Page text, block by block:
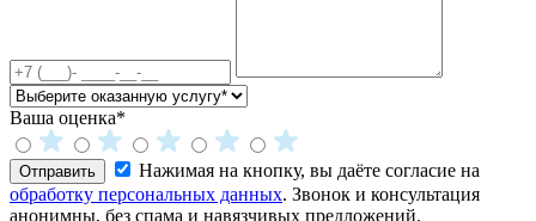
Ваша оценка*
Отправить
Нажимая на кнопку, вы даёте согласие на
обработку персональных данных. Звонок и консультация
анонимны, без спама и навязчивых предложений.